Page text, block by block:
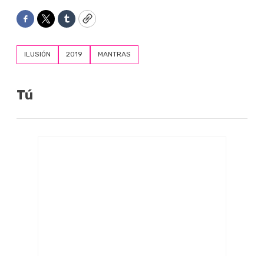
Facebook
TwitterTumblrCopy
ILUSIÓN 2019 MANTRAS
Tú